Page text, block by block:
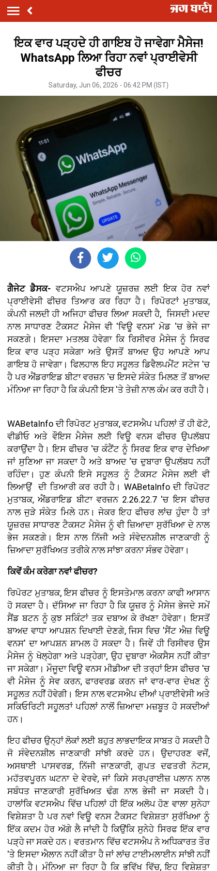
ਇਕ ਵਾਰ ਪੜ੍ਹਦੇ ਹੀ ਗਾਇਬ ਹੋ ਜਾਵੇਗਾ ਮੈਸੇਜ!
WhatsApp ਲਿਆ ਰਿਹਾ ਨਵਾਂ ਪ੍ਰਾਈਵੇਸੀ
ਫੀਚਰ
Saturday, Jun 06, 2026 - 06:42 PM (IST)
ਗੈਜੇਟ ਡੈਸਕ- ਵਟਸਐਪ ਆਪਣੇ ਯੂਜ਼ਰਜ਼ ਲਈ ਇਕ ਹੋਰ ਨਵਾਂ
ਪ੍ਰਾਈਵੇਸੀ ਫੀਚਰ ਤਿਆਰ ਕਰ ਰਿਹਾ ਹੈ। ਰਿਪੋਰਟਾਂ ਮੁਤਾਬਕ,
ਕੰਪਨੀ ਜਲਦੀ ਹੀ ਅਜਿਹਾ ਫੀਚਰ ਲਿਆ ਸਕਦੀ ਹੈ, ਜਿਸਦੀ ਮਦਦ
ਨਾਲ ਸਾਧਾਰਣ ਟੈਕਸਟ ਮੈਸੇਜ ਵੀ 'ਵਿਊ ਵਨਸ' ਮੋਡ 'ਚ ਭੇਜੇ ਜਾ
ਸਕਣਗੇ। ਇਸਦਾ ਮਤਲਬ ਹੋਵੇਗਾ ਕਿ ਰਿਸੀਵਰ ਮੈਸੇਜ ਨੂੰ ਸਿਰਫ
ਇਕ ਵਾਰ ਪੜ੍ਹ ਸਕੇਗਾ ਅਤੇ ਉਸਤੋਂ ਬਾਅਦ ਉਹ ਆਪਣੇ ਆਪ
ਗਾਇਬ ਹੋ ਜਾਵੇਗਾ। ਫਿਲਹਾਲ ਇਹ ਸਹੂਲਤ ਡਿਵੈਲਪਮੈਂਟ ਸਟੇਜ 'ਚ
ਹੈ ਪਰ ਐਂਡਰਾਇਡ ਬੀਟਾ ਵਰਜ਼ਨ 'ਚ ਇਸਦੇ ਸੰਕੇਤ ਮਿਲਣ ਤੋਂ ਬਾਅਦ
ਮੰਨਿਆ ਜਾ ਰਿਹਾ ਹੈ ਕਿ ਕੰਪਨੀ ਇਸ 'ਤੇ ਤੇਜ਼ੀ ਨਾਲ ਕੰਮ ਕਰ ਰਹੀ ਹੈ।
WABetaInfo ਦੀ ਰਿਪੋਰਟ ਮੁਤਾਬਕ, ਵਟਸਐਪ ਪਹਿਲਾਂ ਤੋਂ ਹੀ ਫੋਟੋ,
ਵੀਡੀਓ ਅਤੇ ਵੌਇਸ ਮੈਸੇਜ ਲਈ ਵਿਊ ਵਨਸ ਫੀਚਰ ਉਪਲੱਬਧ
ਕਰਾਉਂਦਾ ਹੈ। ਇਸ ਫੀਚਰ 'ਚ ਕੰਟੈਂਟ ਨੂੰ ਸਿਰਫ ਇਕ ਵਾਰ ਦੇਖਿਆ
ਜਾਂ ਸੁਣਿਆ ਜਾ ਸਕਦਾ ਹੈ ਅਤੇ ਬਾਅਦ 'ਚ ਦੁਬਾਰਾ ਉਪਲੱਬਧ ਨਹੀਂ
ਰਹਿੰਦਾ। ਹੁਣ ਕੰਪਨੀ ਇਸੇ ਸਹੂਲਤ ਨੂੰ ਟੈਕਸਟ ਮੈਸੇਜ ਲਈ ਵੀ
ਲਿਆਉਂ ਦੀ ਤਿਆਰੀ ਕਰ ਰਹੀ ਹੈ। WABetaInfo ਦੀ ਰਿਪੋਰਟ
ਮੁਤਾਬਕ, ਐਂਡਰਾਇਡ ਬੀਟਾ ਵਰਜ਼ਨ 2.26.22.7 'ਚ ਇਸ ਫੀਚਰ
ਨਾਲ ਜੁੜੇ ਸੰਕੇਤ ਮਿਲੇ ਹਨ। ਜੇਕਰ ਇਹ ਫੀਚਰ ਲਾਂਚ ਹੁੰਦਾ ਹੈ ਤਾਂ
ਯੂਜ਼ਰਜ਼ ਸਾਧਾਰਣ ਟੈਕਸਟ ਮੈਸੇਜ ਨੂੰ ਵੀ ਜ਼ਿਆਦਾ ਸੁਰੱਖਿਆ ਦੇ ਨਾਲ
ਭੇਜ ਸਕਣਗੇ। ਇਸ ਨਾਲ ਨਿੱਜੀ ਅਤੇ ਸੰਵੇਦਨਸ਼ੀਲ ਜਾਣਕਾਰੀ ਨੂੰ
ਜ਼ਿਆਦਾ ਸੁਰੱਖਿਅਤ ਤਰੀਕੇ ਨਾਲ ਸਾਂਝਾ ਕਰਨਾ ਸੰਭਵ ਹੋਵੇਗਾ।
ਕਿਵੇਂ ਕੰਮ ਕਰੇਗਾ ਨਵਾਂ ਫੀਚਰ?
ਰਿਪੋਰਟ ਮੁਤਾਬਕ, ਇਸ ਫੀਚਰ ਨੂੰ ਇਸਤੇਮਾਲ ਕਰਨਾ ਕਾਫੀ ਆਸਾਨ
ਹੋ ਸਕਦਾ ਹੈ। ਦੱਸਿਆ ਜਾ ਰਿਹਾ ਹੈ ਕਿ ਯੂਜ਼ਰ ਨੂੰ ਮੈਸੇਜ ਭੇਜਦੇ ਸਮੇਂ
ਸੈਂਡ ਬਟਨ ਨੂੰ ਕੁਝ ਸਕਿੰਟਾਂ ਤਕ ਦਬਾਅ ਕੇ ਰੱਖਣਾ ਹੋਵੇਗਾ। ਇਸਤੋਂ
ਬਾਅਦ ਵਾਧਾ ਆਪਸ਼ਨ ਦਿਖਾਈ ਦੇਣਗੇ, ਜਿਸ ਵਿਚ 'ਸੈਂਟ ਐਜ਼ ਵਿਊ
ਵਨਸ' ਦਾ ਆਪਸ਼ਨ ਸ਼ਾਮਲ ਹੋ ਸਕਦਾ ਹੈ। ਜਿਵੇਂ ਹੀ ਰਿਸੀਵਰ ਉਸ
ਮੈਸੇਜ ਨੂੰ ਖੋਲ੍ਹੇਗਾ ਅਤੇ ਪੜ੍ਹੇਗਾ, ਉਹ ਦੁਬਾਰਾ ਐਕਸੈਸ ਨਹੀਂ ਕੀਤਾ
ਜਾ ਸਕੇਗਾ। ਮੌਜੂਦਾ ਵਿਊ ਵਨਸ ਮੀਡੀਆ ਦੀ ਤਰ੍ਹਾਂ ਇਸ ਫੀਚਰ 'ਚ
ਵੀ ਮੈਸੇਜ ਨੂੰ ਸੇਵ ਕਰਨ, ਫਾਰਵਰਡ ਕਰਨ ਜਾਂ ਵਾਰ-ਵਾਰ ਦੇਖਣ ਨੂੰ
ਸਹੂਲਤ ਨਹੀਂ ਹੋਵੇਗੀ। ਇਸ ਨਾਲ ਵਟਸਐਪ ਦੀਆਂ ਪ੍ਰਾਈਵੇਸੀ ਅਤੇ
ਸਕਿਓਰਿਟੀ ਸਹੂਲਤਾਂ ਪਹਿਲਾਂ ਨਾਲੋਂ ਜ਼ਿਆਦਾ ਮਜ਼ਬੂਤ ਹੋ ਸਕਦੀਆਂ
ਹਨ।
ਇਹ ਫੀਚਰ ਉਨ੍ਹਾਂ ਲੋਕਾਂ ਲਈ ਬਹੁਤ ਲਾਭਦਾਇਕ ਸਾਬਤ ਹੋ ਸਕਦੀ ਹੈ
ਜੋ ਸੰਵੇਦਨਸ਼ੀਲ ਜਾਣਕਾਰੀ ਸਾਂਝੀ ਕਰਦੇ ਹਨ। ਉਦਾਹਰਣ ਵਜੋਂ,
ਅਸਥਾਈ ਪਾਸਵਰਡ, ਨਿੱਜੀ ਜਾਣਕਾਰੀ, ਗੁਪਤ ਦਫਤਰੀ ਨੋਟਸ,
ਮਹੱਤਵਪੂਰਨ ਘਟਨਾ ਦੇ ਵੇਰਵੇ, ਜਾਂ ਕਿਸੇ ਸਰਪ੍ਰਾਈਜ਼ ਪਲਾਨ ਨਾਲ
ਸਬੰਧਤ ਜਾਣਕਾਰੀ ਸੁਰੱਖਿਅਤ ਢੰਗ ਨਾਲ ਭੇਜੀ ਜਾ ਸਕਦੀ ਹੈ।
ਹਾਲਾਂਕਿ ਵਟਸਐਪ ਵਿੱਚ ਪਹਿਲਾਂ ਹੀ ਇੱਕ ਅਲੋਪ ਹੋਣ ਵਾਲਾ ਸੁਨੇਹਾ
ਵਿਸ਼ੇਸ਼ਤਾ ਹੈ ਪਰ ਨਵਾਂ ਵਿਊ ਵਨਸ ਟੈਕਸਟ ਵਿਸ਼ੇਸ਼ਤਾ ਸੁਰੱਖਿਆ ਨੂੰ
ਇੱਕ ਕਦਮ ਹੋਰ ਅੱਗੇ ਲੈ ਜਾਂਦੀ ਹੈ ਕਿਉਂਕਿ ਸੁਨੇਹੇ ਸਿਰਫ ਇੱਕ ਵਾਰ
ਪੜ੍ਹੇ ਜਾ ਸਕਦੇ ਹਨ। ਵਰਤਮਾਨ ਵਿੱਚ ਵਟਸਐਪ ਨੇ ਅਧਿਕਾਰਤ ਤੌਰ
'ਤੇ ਇਸਦਾ ਐਲਾਨ ਨਹੀਂ ਕੀਤਾ ਹੈ ਜਾਂ ਲਾਂਚ ਟਾਈਮਲਾਈਨ ਸਾਂਝੀ ਨਹੀਂ
ਕੀਤੀ ਹੈ। ਮੰਨਿਆ ਜਾ ਰਿਹਾ ਹੈ ਕਿ ਭਵਿੱਖ ਵਿੱਚ, ਇਹ ਵਿਸ਼ੇਸ਼ਤਾ